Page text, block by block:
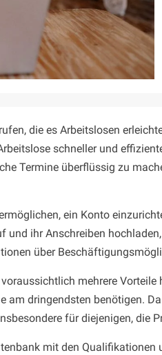
die es Arbeitslosen
schneller und
Termine überflüssig zu
ein Konto
ihr Anschreiben
über
mehrere
am dringendsten benötigen.
für diejenigen, die
mit den